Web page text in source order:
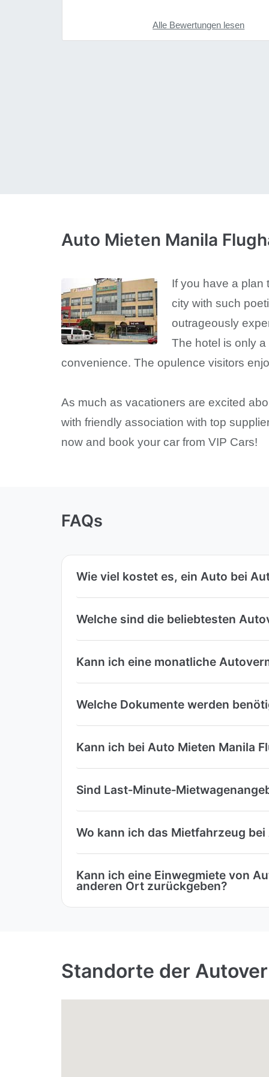
Alle Bewertungen lesen
Auto Mieten Manila
If you have a plan
city with such
outrageously
The hotel is only
convenience. The opulence visitors
As much as vacationers are excited
with friendly association with top
now and book your car from VIP Cars!
FAQs
Wie viel kostet es, ein Auto bei
Welche sind die beliebtesten
Kann ich eine monatliche
Welche Dokumente werden
Kann ich bei Auto Mieten Manila
Sind
Wo kann ich das Mietfahrzeug
Kann ich eine Einwegmiete von
anderen Ort zurückgeben?
Standorte der